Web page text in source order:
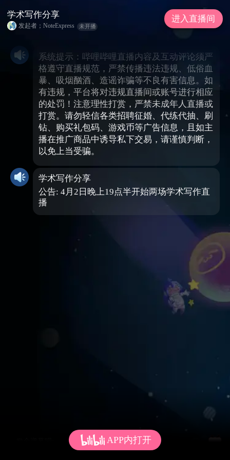
系统提示：哔哩哔哩直播内容及互动评论须严
格遵守直播规范，严禁传播违法违规、低俗血
暴、吸烟酗酒、造谣诈骗等不良有害信息。如
有违规，平台将对违规直播间或账号进行相应
的处罚！注意理性打赏，严禁未成年人直播或
打赏。请勿轻信各类招聘征婚、代练代抽、刷
钻、购买礼包码、游戏币等广告信息，且如主
播在推广商品中诱导私下交易，请谨慎判断，
以免上当受骗。
学术写作分享
公告: 4月2日晚上19点半开始两场学术写作直
播
学术写作分享
发起者；NoteExpress 未开播
进入直播间
APP内打开